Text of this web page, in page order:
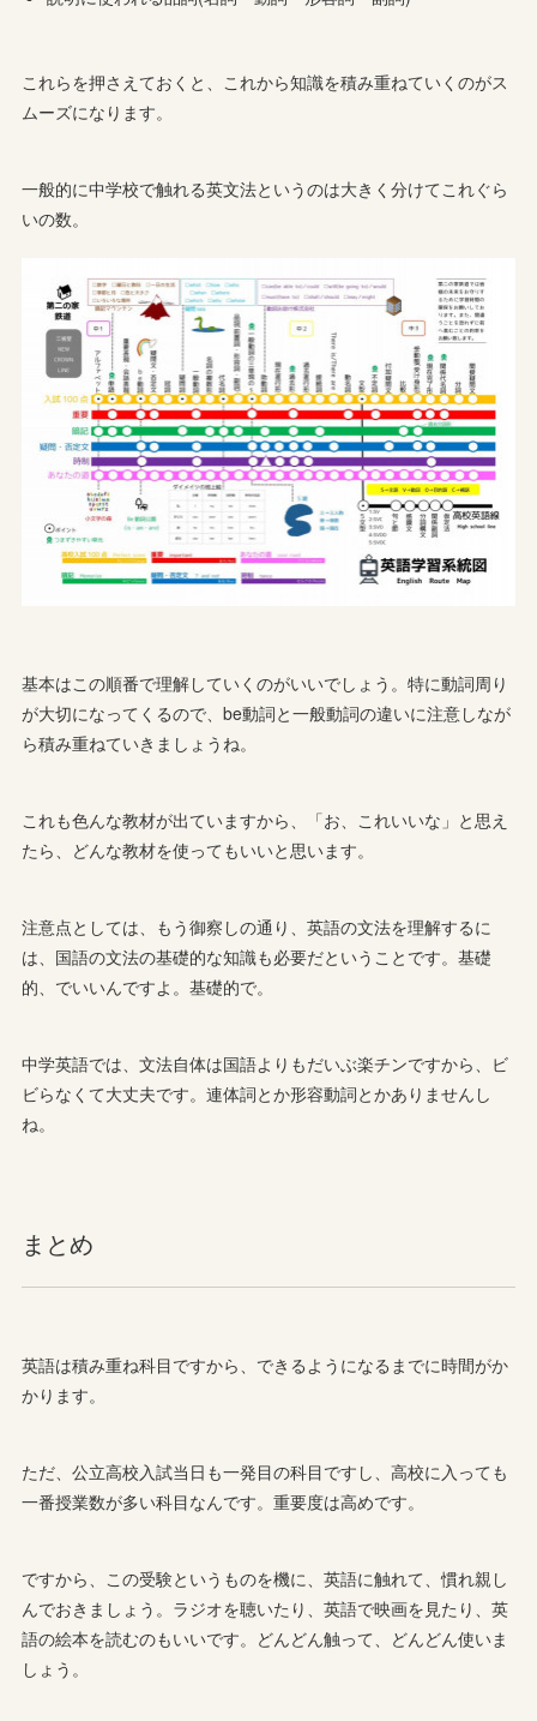
これらを押さえておくと、これから知識を積み重ねていくのがス
ムーズになります。
一般的に中学校で触れる英文法というのは大きく分けてこれぐら
いの数。
基本はこの順番で理解していくのがいいでしょう。特に動詞周り
が大切になってくるので、be動詞と一般動詞の違いに注意しなが
ら積み重ねていきましょうね。
これも色んな教材が出ていますから、「お、これいいな」と思え
たら、どんな教材を使ってもいいと思います。
注意点としては、もう御察しの通り、英語の文法を理解するに
は、国語の文法の基礎的な知識も必要だということです。基礎
的、でいいんですよ。基礎的で。
中学英語では、文法自体は国語よりもだいぶ楽チンですから、ビ
ビらなくて大丈夫です。連体詞とか形容動詞とかありませんし
ね。
まとめ
英語は積み重ね科目ですから、できるようになるまでに時間がか
かります。
ただ、公立高校入試当日も一発目の科目ですし、高校に入っても
一番授業数が多い科目なんです。重要度は高めです。
ですから、この受験というものを機に、英語に触れて、慣れ親し
んでおきましょう。ラジオを聴いたり、英語で映画を見たり、英
語の絵本を読むのもいいです。どんどん触って、どんどん使いま
しょう。